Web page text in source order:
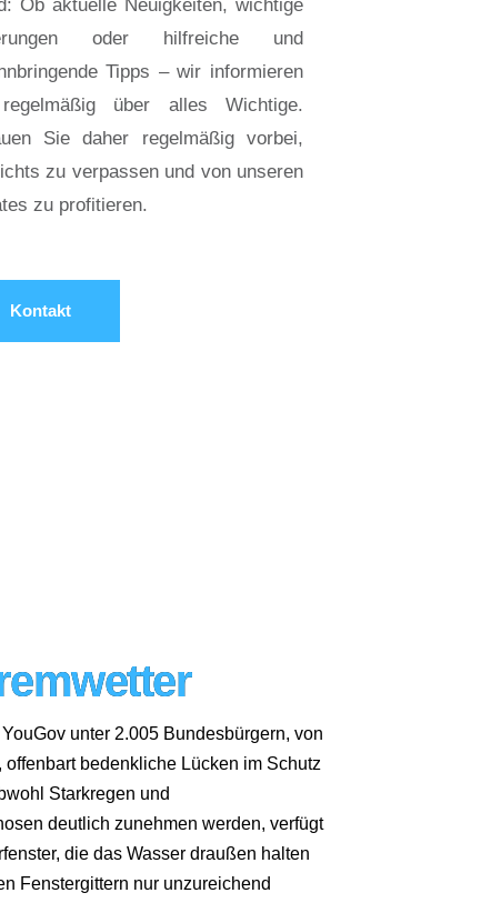
Ob aktuelle Neuigkeiten, wichtige
oder hilfreiche und
Tipps – wir informieren
über alles Wichtige.
Sie daher regelmäßig vorbei,
zu verpassen und von unseren
zu profitieren.
Kontakt
unter 2.005 Bundesbürgern, von
bedenkliche Lücken im Schutz
Starkregen und
deutlich zunehmen werden, verfügt
die das Wasser draußen halten
Fenstergittern nur unzureichend